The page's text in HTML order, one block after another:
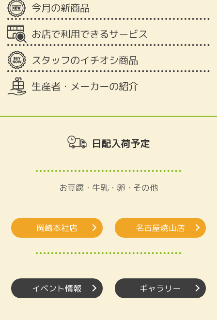
今月の新商品
お店で利用できるサービス
スタッフのイチオシ商品
生産者・メーカーの紹介
日配入荷予定
お豆腐・牛乳・卵・その他
岡崎本社店 名古屋焼山店
イベント情報 ギャラリー